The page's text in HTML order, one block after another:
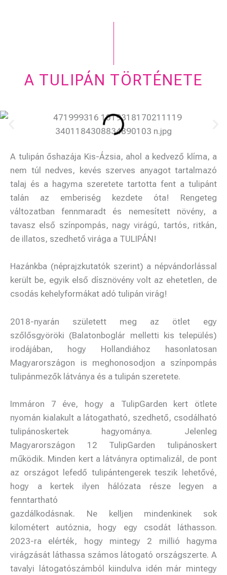
A TULIPÁN TÖRTÉNETE
A tulipán őshazája Kis-Ázsia, ahol a kedvező klíma, a
nem túl nedves, kevés szerves anyagot tartalmazó
talaj és a hagyma szeretete tartotta fent a tulipánt
talán az emberiség kezdete óta! Rengeteg
változatban fennmaradt és nemesített növény, a
tavasz első színpompás, nagy virágú, tartós, ritkán,
de illatos, szedhető virága a TULIPÁN!
Hazánkba (néprajzkutatók szerint) a népvándorlással
került be, egyik első dísznövény volt az ehetetlen, de
csodás kehelyformákat adó tulipán virág!
2018-nyarán született meg az ötlet egy
szőlősgyöröki (Balatonboglár melletti kis település)
irodájában, hogy Hollandiához hasonlatosan
Magyarországon is meghonosodjon a színpompás
tulipánmezők látványa és a tulipán szeretete.
Immáron 7 éve, hogy a TulipGarden kert ötlete
nyomán kialakult a látogatható, szedhető, csodálható
tulipánoskertek hagyománya. Jelenleg
Magyarországon 12 TulipGarden tulipánoskert
működik. Minden kert a látványra optimalizál, de pont
az országot lefedő tulipántengerek teszik lehetővé,
hogy a kertek ilyen hálózata része legyen a
fenntartható
gazdálkodásnak. Ne kelljen mindenkinek sok
kilométert autóznia, hogy egy csodát láthasson.
2023-ra elérték, hogy mintegy 2 millió hagyma
virágzását láthassa számos látogató országszerte. A
tavalyi látogatószámból kiindulva idén már mintegy